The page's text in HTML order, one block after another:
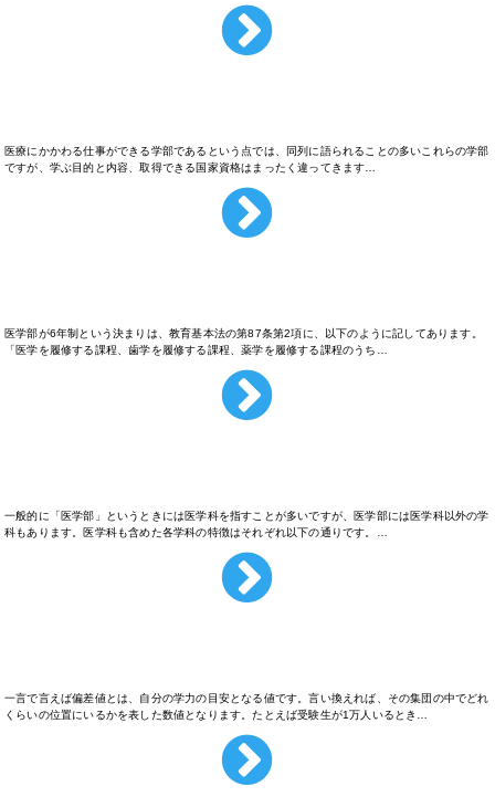
医療にかかわる仕事ができる学部であるという点では、同列に語られることの多いこれらの学部
ですが、学ぶ目的と内容、取得できる国家資格はまったく違ってきます…
医学部が6年制という決まりは、教育基本法の第87条第2項に、以下のように記してあります。
「医学を履修する課程、歯学を履修する課程、薬学を履修する課程のうち…
一般的に「医学部」というときには医学科を指すことが多いですが、医学部には医学科以外の学
科もあります。医学科も含めた各学科の特徴はそれぞれ以下の通りです。…
一言で言えば偏差値とは、自分の学力の目安となる値です。言い換えれば、その集団の中でどれ
くらいの位置にいるかを表した数値となります。たとえば受験生が1万人いるとき…